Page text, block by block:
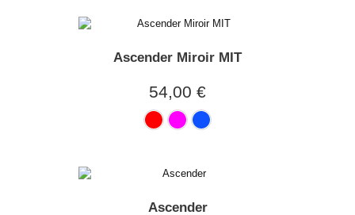
Ascender Miroir MIT
54,00 €
Ascender